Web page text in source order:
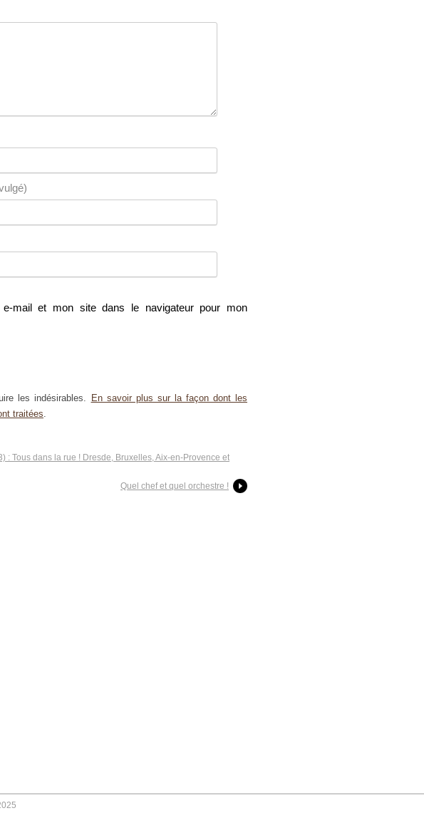
mail et mon site dans le navigateur pour mon
les indésirables.
En savoir plus sur la façon dont les
traitées.
: Tous dans la rue ! Dresde, Bruxelles, Aix-en-Provence et
Quel chef et quel orchestre !